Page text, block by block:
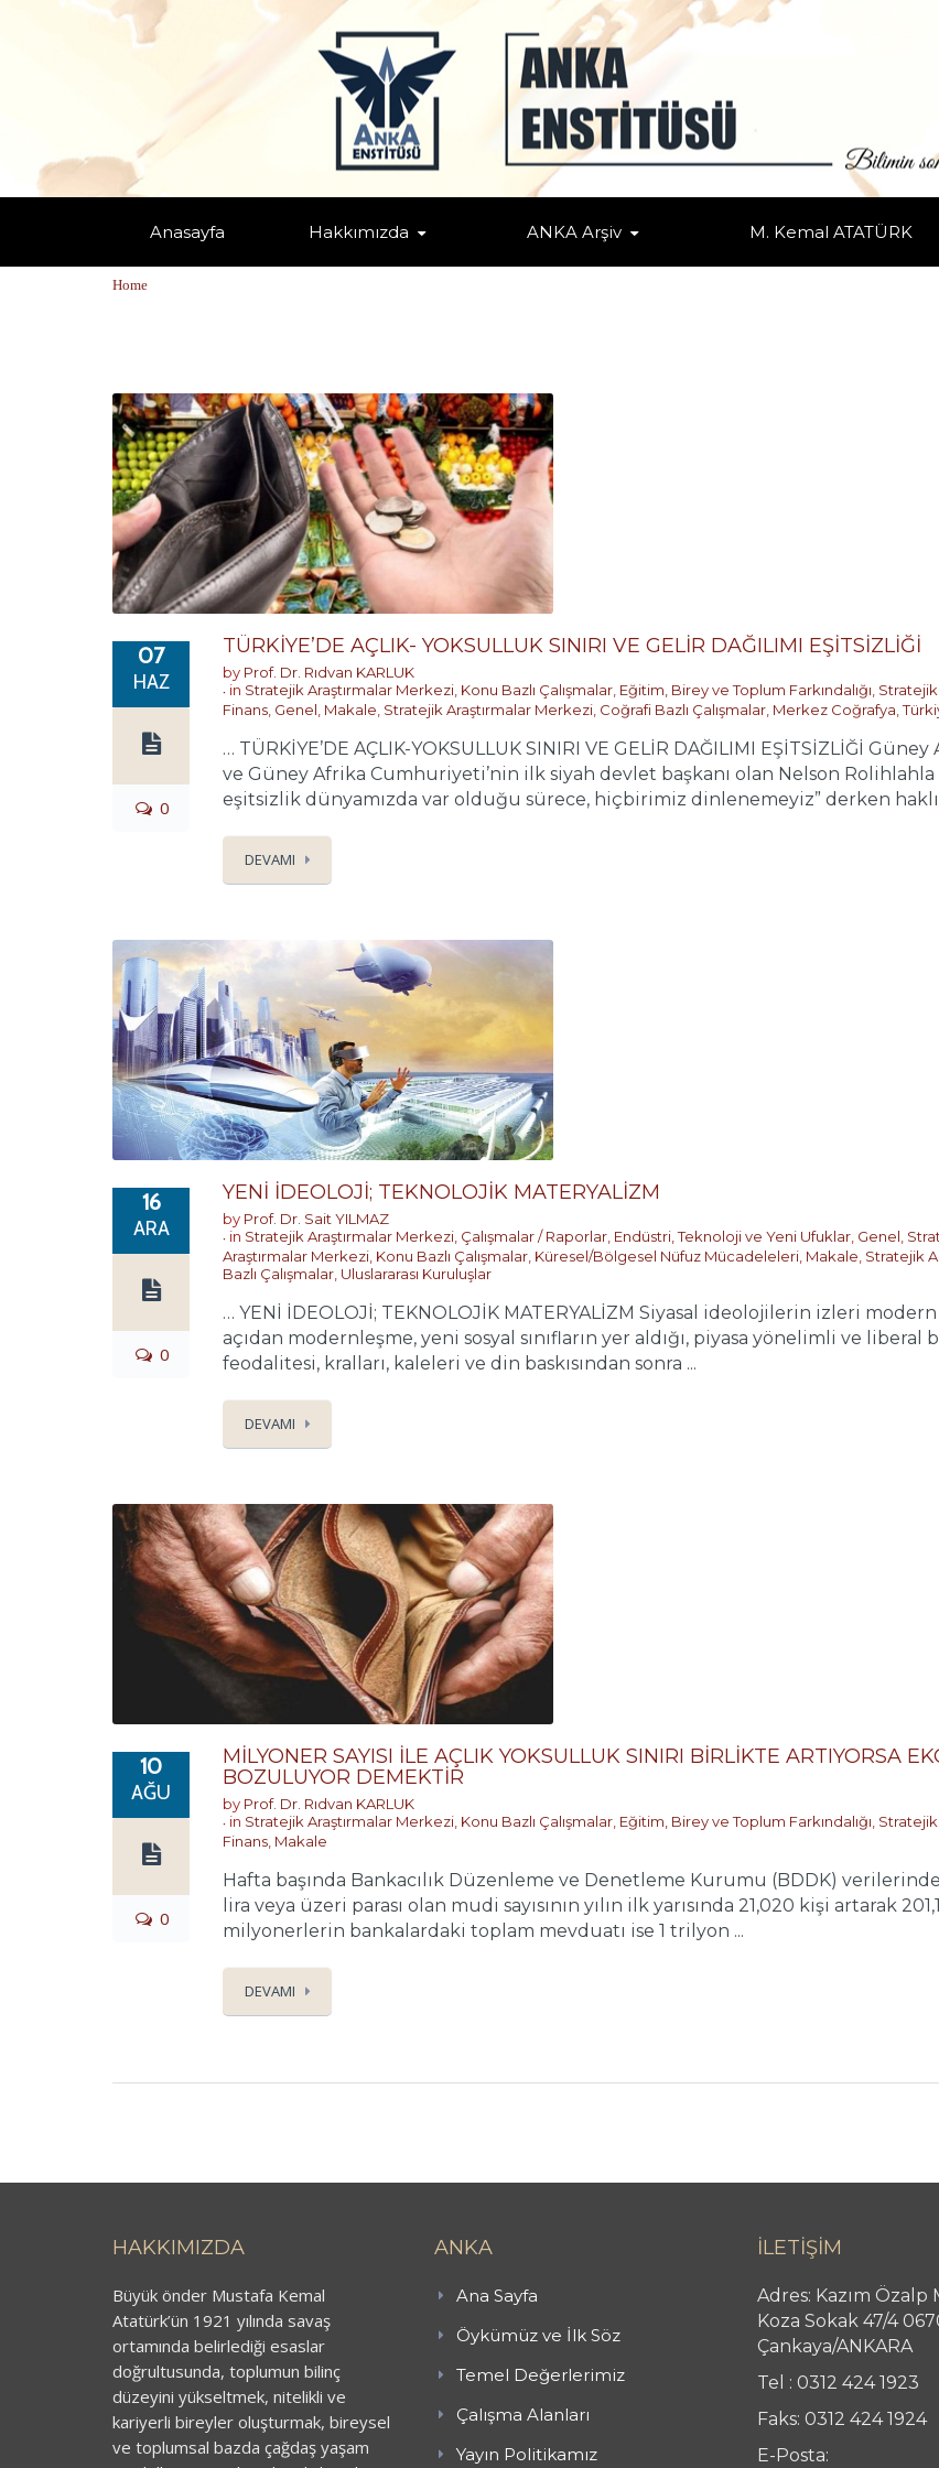
Anasayfa Hakkımızda ANKA Arşiv M. Kemal ATATÜRK
Home
07
HAZ
0
TÜRKİYE’DE AÇLIK- YOKSULLUK SINIRI VE GELİR DAĞILIMI EŞİTSİZLİĞİ
by Prof. Dr. Rıdvan KARLUK
in Stratejik Araştırmalar Merkezi Konu Bazlı Çalışmalar Eğitim, Birey ve Toplum Farkındalığı
Finans Genel Makale Stratejik Araştırmalar Merkezi Coğrafi Bazlı Çalışmalar Merkez Coğrafya ,
… TÜRKİYE’DE AÇLIK-YOKSULLUK SINIRI VE GELİR DAĞILIMI EŞİTSİZLİĞİ
ve Güney Afrika Cumhuriyeti’nin ilk siyah devlet başkanı olan Nelson
eşitsizlik dünyamızda var olduğu sürece, hiçbirimiz dinlenemeyiz” derken
DEVAMI
16
ARA
0
YENİ İDEOLOJİ; TEKNOLOJİK MATERYALİZM
by Prof. Dr. Sait YILMAZ
in Stratejik Araştırmalar Merkezi Çalışmalar / Raporlar Endüstri, Teknoloji ve Yeni Ufuklar Genel
Araştırmalar Merkezi Konu Bazlı Çalışmalar Küresel/Bölgesel Nüfuz Mücadeleleri Makale Stratejik
Bazlı Çalışmalar Uluslararası Kuruluşlar
… YENİ İDEOLOJİ; TEKNOLOJİK MATERYALİZM Siyasal ideolojilerin izleri
açıdan modernleşme, yeni sosyal sınıfların yer aldığı, piyasa yönelimli ve liberal
feodalitesi, kralları, kaleleri ve din baskısından sonra ...
DEVAMI
10
AĞU
0
MİLYONER SAYISI İLE AÇLIK YOKSULLUK SINIRI BİRLİKTE ARTIYORSA
BOZULUYOR DEMEKTİR
by Prof. Dr. Rıdvan KARLUK
in Stratejik Araştırmalar Merkezi Konu Bazlı Çalışmalar Eğitim, Birey ve Toplum Farkındalığı
Finans Makale
Hafta başında Bankacılık Düzenleme ve Denetleme Kurumu (BDDK)
lira veya üzeri parası olan mudi sayısının yılın ilk yarısında 21,020 kişi artarak
milyonerlerin bankalardaki toplam mevduatı ise 1 trilyon ...
DEVAMI
HAKKIMIZDA
Büyük önder Mustafa Kemal
Atatürk’ün 1921 yılında savaş
ortamında belirlediği esaslar
doğrultusunda, toplumun bilinç
düzeyini yükseltmek, nitelikli ve
kariyerli bireyler oluşturmak, bireysel
ve toplumsal bazda çağdaş yaşam
ANKA
Ana Sayfa
Öykümüz ve İlk Söz
Temel Değerlerimiz
Çalışma Alanları
Yayın Politikamız
İLETİŞİM
Adres: Kazım Özalp
Koza Sokak 47/4
Çankaya/ANKARA
Tel : 0312 424 1923
Faks: 0312 424 1924
E-Posta: